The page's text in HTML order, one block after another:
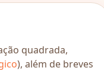
quadrada,
), além de breves